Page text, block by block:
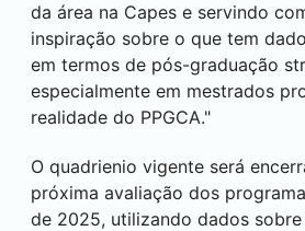
da área na Capes e servindo
inspiração sobre o que tem
em termos de pós-graduação
especialmente em mestrados
realidade do PPGCA."
O quadrienio vigente será
próxima avaliação dos
de 2025, utilizando dados